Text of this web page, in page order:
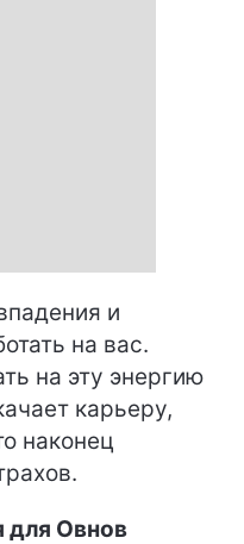
и
на вас.
на эту энергию
карьеру,
наконец
для Овнов